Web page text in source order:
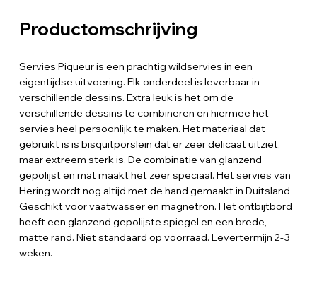
Productomschrijving
Servies Piqueur is een prachtig wildservies in een
eigentijdse uitvoering. Elk onderdeel is leverbaar in
verschillende dessins. Extra leuk is het om de
verschillende dessins te combineren en hiermee het
servies heel persoonlijk te maken. Het materiaal dat
gebruikt is is bisquitporslein dat er zeer delicaat uitziet,
maar extreem sterk is. De combinatie van glanzend
gepolijst en mat maakt het zeer speciaal. Het servies van
Hering wordt nog altijd met de hand gemaakt in Duitsland
Geschikt voor vaatwasser en magnetron. Het ontbijtbord
heeft een glanzend gepolijste spiegel en een brede,
matte rand. Niet standaard op voorraad. Levertermijn 2-3
weken.